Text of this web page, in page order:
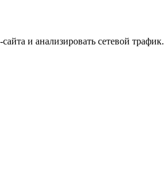
и анализировать сетевой трафик.